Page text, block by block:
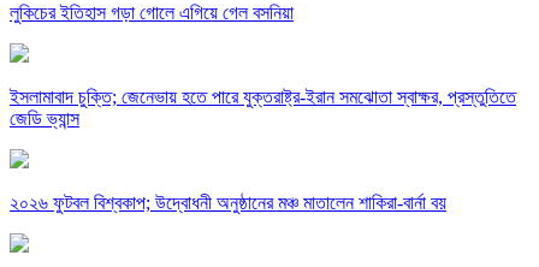
লুকিচের ইতিহাস গড়া গোলে এগিয়ে গেল বসনিয়া
ইসলামাবাদ চুক্তি; জেনেভায় হতে পারে যুক্তরাষ্ট্র-ইরান সমঝোতা স্বাক্ষর, প্রস্তুতিতে
জেডি ভ্যান্স
২০২৬ ফুটবল বিশ্বকাপ; উদ্বোধনী অনুষ্ঠানের মঞ্চ মাতালেন শাকিরা-বার্না বয়